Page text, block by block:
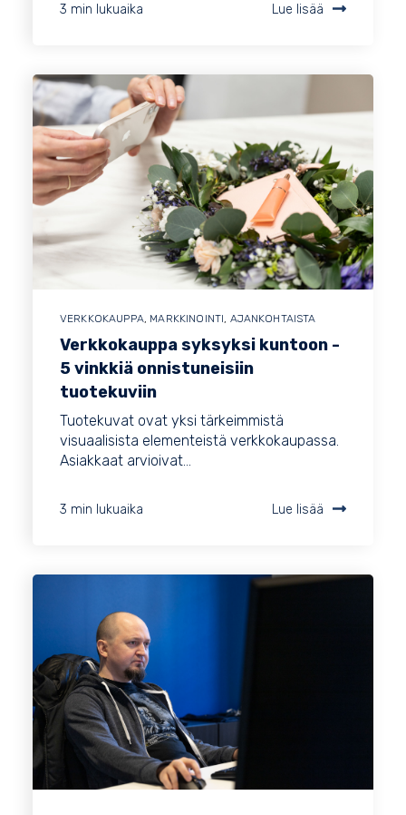
3 min lukuaika Lue lisää
VERKKOKAUPPA MARKKINOINTI AJANKOHTAISTA
Verkkokauppa syksyksi kuntoon -
5 vinkkiä onnistuneisiin
tuotekuviin
Tuotekuvat ovat yksi tärkeimmistä
visuaalisista elementeistä verkkokaupassa.
Asiakkaat arvioivat...
3 min lukuaika Lue lisää